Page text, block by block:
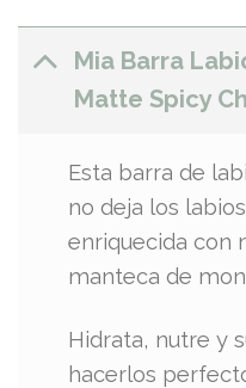
Mia Barra
Matte Spicy
Esta barra de
no deja los
enriquecida con
manteca de
Hidrata, nutre y
hacerlos